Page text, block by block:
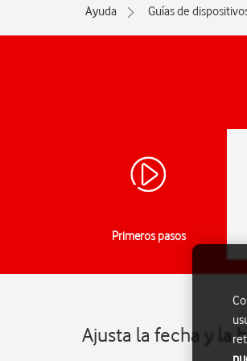
Ayuda Guías de
Primeros pasos
Ajusta la fecha y la